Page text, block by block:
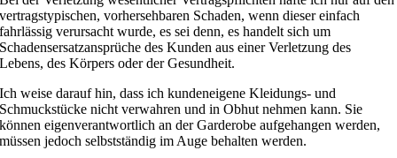
vertragstypischen, vorhersehbaren Schaden, wenn dieser einfach
fahrlässig verursacht wurde, es sei denn, es handelt sich um
Schadensersatzansprüche des Kunden aus einer Verletzung des
Lebens, des Körpers oder der Gesundheit.
Ich weise darauf hin, dass ich kundeneigene Kleidungs- und
Schmuckstücke nicht verwahren und in Obhut nehmen kann. Sie
können eigenverantwortlich an der Garderobe aufgehangen werden,
müssen jedoch selbstständig im Auge behalten werden.